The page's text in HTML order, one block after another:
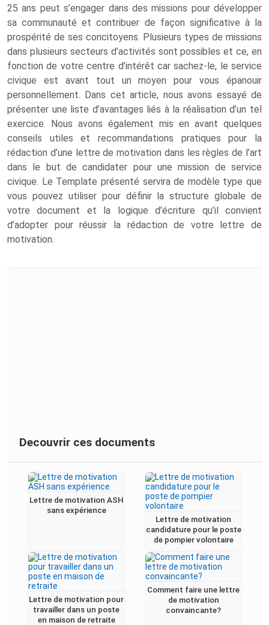
25 ans peut s’engager dans des missions pour développer
sa communauté et contribuer de façon significative à la
prospérité de ses concitoyens. Plusieurs types de missions
dans plusieurs secteurs d’activités sont possibles et ce, en
fonction de votre centre d’intérêt car sachez-le, le service
civique est avant tout un moyen pour vous épanouir
personnellement. Dans cet article, nous avons essayé de
présenter une liste d’avantages liés à la réalisation d’un tel
exercice. Nous avons également mis en avant quelques
conseils utiles et recommandations pratiques pour la
rédaction d’une lettre de motivation dans les règles de l’art
dans le but de candidater pour une mission de service
civique. Le Template présenté servira de modèle type que
vous pouvez utiliser pour définir la structure globale de
votre document et la logique d’écriture qu’il convient
d’adopter pour réussir la rédaction de votre lettre de
motivation.
Decouvrir ces documents
Lettre de motivation ASH
sans expérience
Lettre de motivation
candidature pour le poste
de pompier volontaire
Lettre de motivation pour
travailler dans un poste
en maison de retraite
Comment faire une lettre
de motivation
convaincante?